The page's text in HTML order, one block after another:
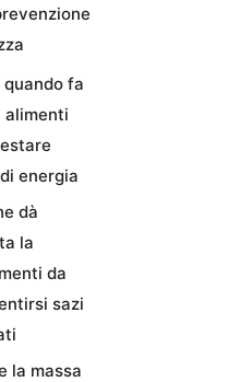
fa
alimenti
energia
dà
la
da
sazi
la massa